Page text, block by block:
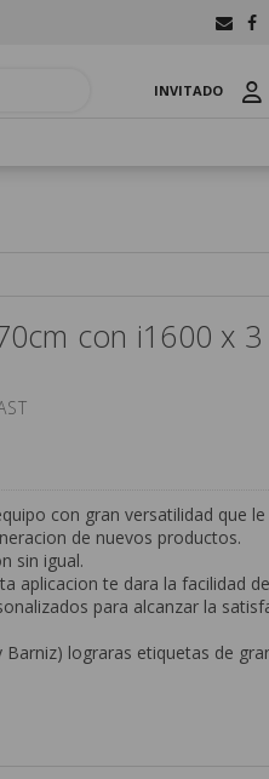
INVITADO
con i1600 x
con gran versatilidad que
de nuevos productos.
sin igual.
aplicacion te dara la facilidad de
para alcanzar la
Barniz) lograras etiquetas de